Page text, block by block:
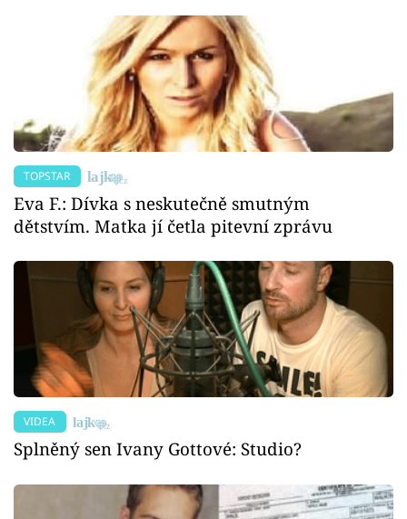
TOPSTAR
Eva F.: Dívka s neskutečně smutným
dětstvím. Matka jí četla pitevní zprávu
VIDEA
Splněný sen Ivany Gottové: Studio?